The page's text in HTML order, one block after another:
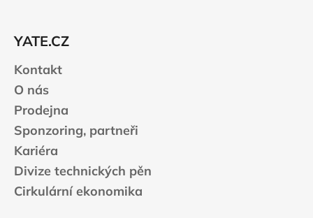
YATE.CZ
Kontakt
O nás
Prodejna
Sponzoring, partneři
Kariéra
Divize technických pěn
Cirkulární ekonomika